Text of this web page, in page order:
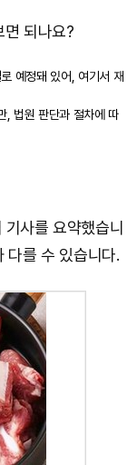
면 되나요?
예정돼 있어, 여기서 재
, 법원 판단과 절차에 따
사를 요약했습니
다를 수 있습니다.